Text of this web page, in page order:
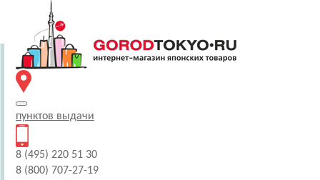
пунктов выдачи
8 (495) 220 51 30
8 (800) 707-27-19